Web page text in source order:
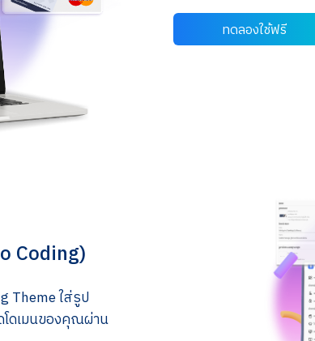
ทดลองใช้ฟรี
Coding)
Theme ใส่รูป
โดเมนของคุณผ่าน